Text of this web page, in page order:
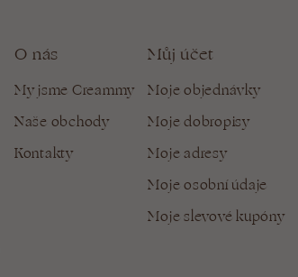
O nás
My jsme Creammy
Naše obchody
Kontakty
Můj účet
Moje objednávky
Moje dobropisy
Moje adresy
Moje osobní údaje
Moje slevové kupóny